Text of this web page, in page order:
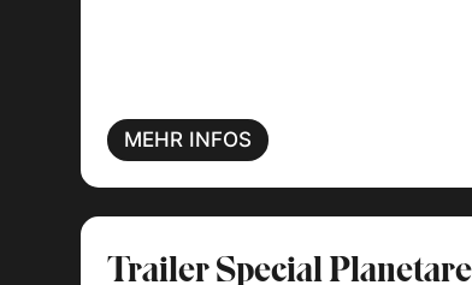
MEHR INFOS
Trailer Special Planetare